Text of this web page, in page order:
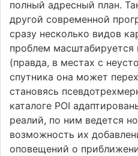
полный адресный план.
другой современной
сразу несколько видов
проблем
(правда, в местах с
спутника она может
становясь
каталоге POI
реалий, по ним ведется
возможность их
оповещений о